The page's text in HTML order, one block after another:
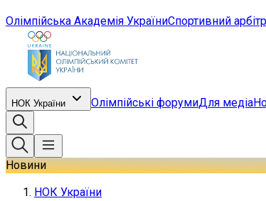
Олімпійська Академія УкраїниСпортивний
НОК України Олімпійські форумиДля медіа
Новини
НОК України